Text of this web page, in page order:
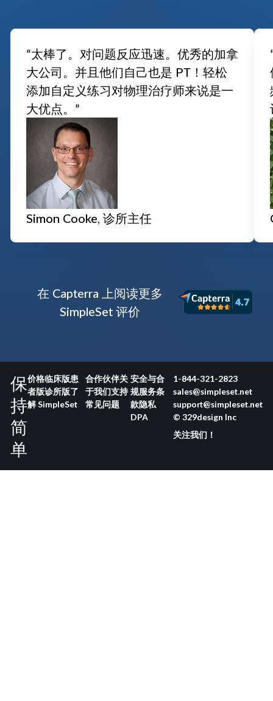
“太棒了。对问题反应迅速。优秀的加拿
大公司。并且他们自己也是 PT！轻松
添加自定义练习对物理治疗师来说是一
大优点。”
Simon Cooke, 诊所主任
在 Capterra 上阅读更多
SimpleSet 评价
保
持
简
单
价格临床版患
者版诊所版了
解 SimpleSet
合作伙伴关
于我们支持
常见问题
安全与合
规服务条
款隐私
DPA
1-844-321-2823
sales@simpleset.net
support@simpleset.net
© 329design Inc
关注我们！